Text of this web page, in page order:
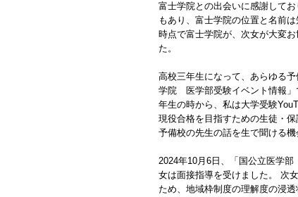
富士学院との出会いに感謝して
もあり、富士学院の位置と名前
時点で富士学院が、次女が大変
た。
高校三年生になって、あらゆる
学院 医学部受験イベント情報」
年生の時から、私は大学受験
現役合格を目指すための生徒・
予備校の先生の話を生で聞ける
2024年10月6日、「国公立医学
女は面接指導を受けました。 次
ため、地域枠制度の理解度の浸